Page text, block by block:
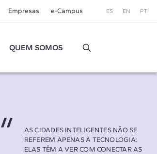
Empresas e-Campus ES EN PT
QUEM SOMOS
AS CIDADES INTELIGENTES NÃO SE
REFEREM APENAS À TECNOLOGIA:
ELAS TÊM A VER COM CONECTAR AS